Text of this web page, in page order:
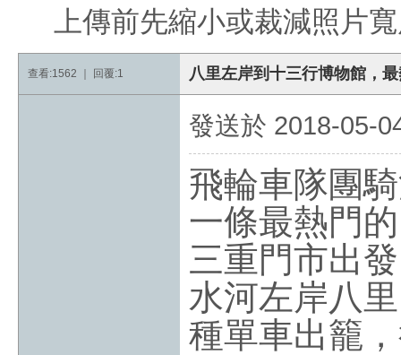
上傳前先縮小或裁減照片
查看:1562 ｜ 回覆:1 八里左岸到十三行博物館，
發送於 2018-05-
飛輪車隊團
一條最熱門
三重門市出
水河左岸八
種單車出籠